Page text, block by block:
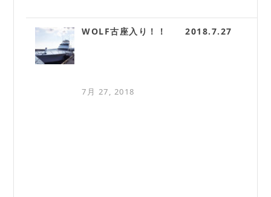
WOLF古座入り！！ 2018.7.27
7月 27, 2018